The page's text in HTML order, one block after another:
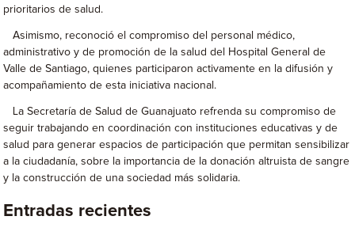
prioritarios de salud.
Asimismo, reconoció el compromiso del personal médico,
administrativo y de promoción de la salud del Hospital General de
Valle de Santiago, quienes participaron activamente en la difusión y
acompañamiento de esta iniciativa nacional.
La Secretaría de Salud de Guanajuato refrenda su compromiso de
seguir trabajando en coordinación con instituciones educativas y de
salud para generar espacios de participación que permitan sensibilizar
a la ciudadanía, sobre la importancia de la donación altruista de sangre
y la construcción de una sociedad más solidaria.
Entradas recientes